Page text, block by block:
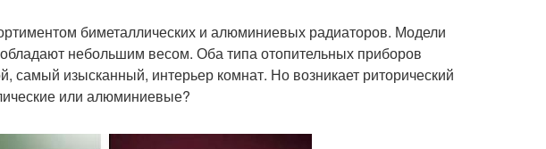
биметаллических и алюминиевых радиаторов. Модели
небольшим весом. Оба типа отопительных приборов
самый изысканный, интерьер комнат. Но возникает риторический
или алюминиевые?